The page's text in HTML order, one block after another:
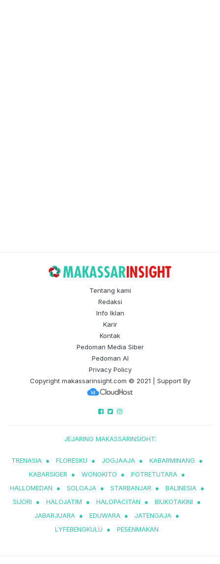
Tentang kami
Redaksi
Info Iklan
Karir
Kontak
Pedoman Media Siber
Pedoman AI
Privacy Policy
Copyright makassarinsight.com © 2021 | Support By
JEJARING MAKASSARINSIGHT:
TRENASIA ● FLORESKU ● JOGJAAJA ● KABARMINANG
●
KABARSIGER
● WONGKITO ● POTRETUTARA ●
HALLOMEDAN
● SOLOAJA ● STARBANJAR ● BALINESIA ●
SIJORI
● HALOJATIM ● HALOPACITAN ● IBUKOTAKINI
●
JABARJUARA ● EDUWARA ● JATENGAJA ●
LYFEBENGKULU
● PESENMAKAN